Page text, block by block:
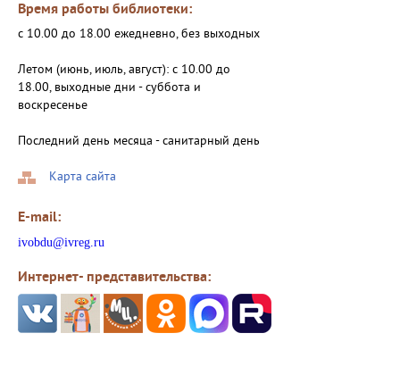
Время работы библиотеки:
с 10.00 до 18.00 ежедневно, без выходных
Летом (июнь, июль, август): с 10.00 до
18.00, выходные дни - суббота и
воскресенье
Последний день месяца - санитарный день
Карта сайта
E-mail:
ivobdu@ivreg.ru
Интернет- представительства: